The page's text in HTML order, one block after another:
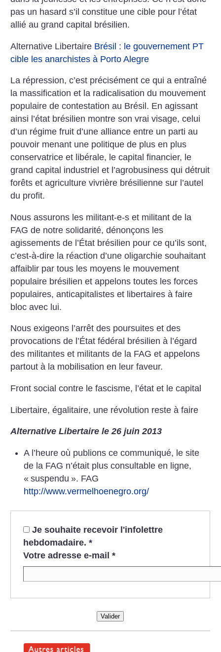
pas un hasard s’il constitue une cible pour l’état
allié au grand capital brésilien.
Alternative Libertaire Brésil : le gouvernement PT
cible les anarchistes à Porto Alegre
La répression, c’est précisément ce qui a entraîné
la massification et la radicalisation du mouvement
populaire de contestation au Brésil. En agissant
ainsi l’état brésilien montre son vrai visage, celui
d’un régime fruit d’une alliance entre un parti au
pouvoir menant une politique de plus en plus
conservatrice et libérale, le capital financier, le
grand capital industriel et l’agrobusiness qui détruit
forêts et agriculture vivrière brésilienne sur l’autel
du profit.
Nous assurons les militant-e-s et militant de la
FAG de notre solidarité, dénonçons les
agissements de l’État brésilien pour ce qu’ils sont,
c’est-à-dire la réaction d’une oligarchie souhaitant
affaiblir par tous les moyens le mouvement
populaire brésilien et appelons toutes les forces
populaires, anticapitalistes et libertaires à faire
bloc avec lui.
Nous exigeons l’arrêt des poursuites et des
provocations de l’État fédéral brésilien à l’égard
des militantes et militants de la FAG et appelons
partout à la mobilisation en leur faveur.
Front social contre le fascisme, l’état et le capital
Libertaire, égalitaire, une révolution reste à faire
Alternative Libertaire le 26 juin 2013
A l’heure où publions ce communiqué, le site
de la FAG n’était plus consultable en ligne,
« suspendu ». FAG
http://www.vermelhoenegro.org/
Je souhaite recevoir l'infolettre
hebdomadaire. *
Votre adresse e-mail *
Valider